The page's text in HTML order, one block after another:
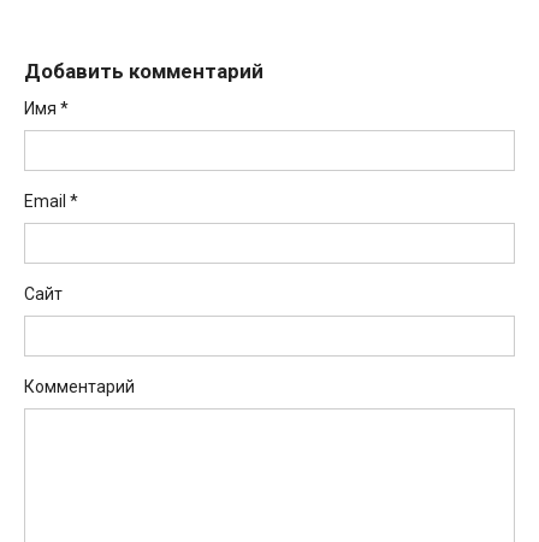
Добавить комментарий
Имя *
Email *
Сайт
Комментарий